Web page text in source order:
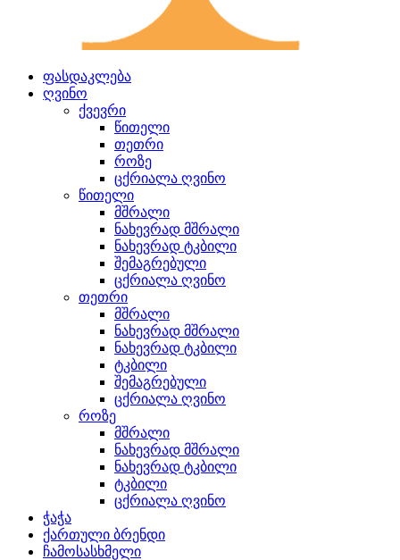
ფასდაკლება
ღვინო
ქვევრი
წითელი
თეთრი
როზე
ცქრიალა ღვინო
წითელი
მშრალი
ნახევრად მშრალი
ნახევრად ტკბილი
შემაგრებული
ცქრიალა ღვინო
თეთრი
მშრალი
ნახევრად მშრალი
ნახევრად ტკბილი
ტკბილი
შემაგრებული
ცქრიალა ღვინო
როზე
მშრალი
ნახევრად მშრალი
ნახევრად ტკბილი
ტკბილი
ცქრიალა ღვინო
ჭაჭა
ქართული ბრენდი
ჩამოსასხმელი